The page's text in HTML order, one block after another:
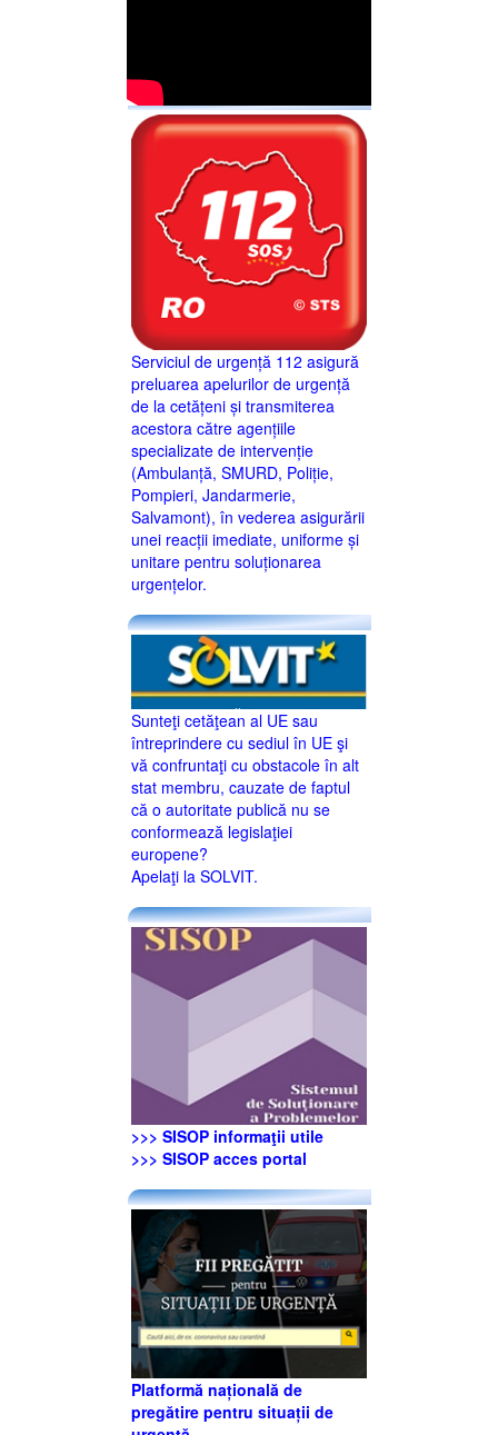
Serviciul de urgență 112 asigură
preluarea apelurilor de urgență
de la cetățeni și transmiterea
acestora către agențiile
specializate de intervenție
(Ambulanță, SMURD, Poliție,
Pompieri, Jandarmerie,
Salvamont), în vederea asigurării
unei reacții imediate, uniforme și
unitare pentru soluționarea
urgențelor.
Sunteţi cetăţean al UE sau
întreprindere cu sediul în UE şi
vă confruntaţi cu obstacole în alt
stat membru, cauzate de faptul
că o autoritate publică nu se
conformează legislaţiei
europene?
Apelaţi la SOLVIT.
>>> SISOP informaţii utile
>>> SISOP acces portal
Platformă națională de
pregătire pentru situații de